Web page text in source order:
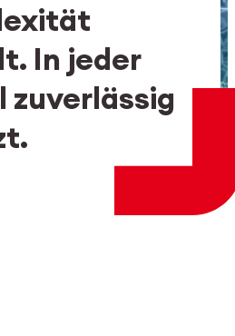
In jeder
zuverlässig